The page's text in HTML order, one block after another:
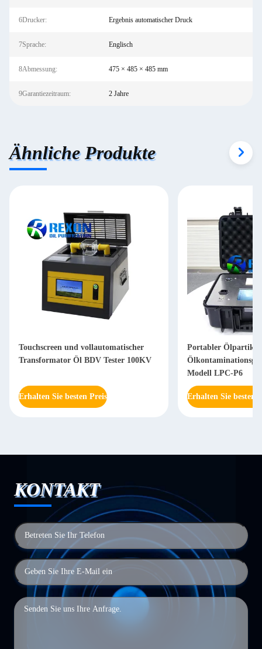
6Drucker: Ergebnis automatischer Druck
7Sprache: Englisch
8Abmessung: 475 × 485 × 485 mm
9Garantiezeitraum: 2 Jahre
Ähnliche Produkte
Touchscreen und vollautomatischer
Transformator Öl BDV Tester 100KV
Erhalten Sie besten Preis
Portabler
Modell LPC-P6
Erhalten Sie besten
KONTAKT